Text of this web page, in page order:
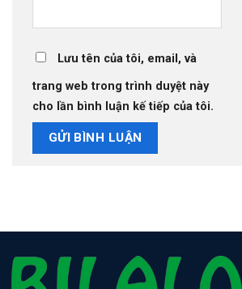
Lưu tên của tôi, email, và
trang web trong trình duyệt này
cho lần bình luận kế tiếp của tôi.